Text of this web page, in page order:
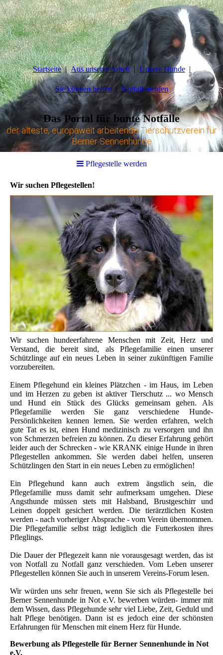
Startseite Aus unserer Arbeit Unsere Hunde
Sie können helfen Notfall melden
Das Portal für bunte Notfälle
der älteste, europaweit arbeitende Tierschutzverein für
Berner Sennenhunde
Pflegestelle werden
Wir suchen Pflegestellen!
Wir suchen hundeerfahrene Menschen mit Zeit, Herz und
Verstand, die bereit sind, als Pflegefamilie einen unserer
Schützlinge auf ein neues Leben in seiner zukünftigen Familie
vorzubereiten.
Einem Pflegehund ein kleines Plätzchen - im Haus, im Leben
und im Herzen zu geben ist aktiver Tierschutz ... wo Mensch
und Hund ein Stück des Glücks gemeinsam gehen. Als
Pflegefamilie werden Sie ganz verschiedene Hunde-
Persönlichkeiten kennen lernen. Sie werden erfahren, welch
gute Tat es ist, einen Hund medizinisch zu versorgen und ihn
von Schmerzen befreien zu können. Zu dieser Erfahrung gehört
leider auch der Schrecken - wie KRANK einige Hunde in ihren
Pflegestellen ankommen. Sie werden dabei helfen, unseren
Schützlingen den Start in ein neues Leben zu ermöglichen!
Ein Pflegehund kann auch extrem ängstlich sein, die
Pflegefamilie muss damit sehr aufmerksam umgehen. Diese
Angsthunde müssen stets mit Halsband, Brustgeschirr und
Leinen doppelt gesichert werden. Die tierärztlichen Kosten
werden - nach vorheriger Absprache - vom Verein übernommen.
Die Pflegefamilie selbst trägt lediglich die Futterkosten ihres
Pfleglings.
Die Dauer der Pflegezeit kann nie vorausgesagt werden, das ist
von Notfall zu Notfall ganz verschieden. Vom Leben unserer
Pflegestellen können Sie auch in unserem Vereins-Forum lesen.
Wir würden uns sehr freuen, wenn Sie sich als Pflegestelle bei
Berner Sennenhunde in Not e.V. bewerben würden- immer mit
dem Wissen, dass Pflegehunde sehr viel Liebe, Zeit, Geduld und
halt Pflege benötigen. Dann ist es jedoch eine der schönsten
Erfahrungen für Menschen mit einem Herz für Hunde.
Bewerbung als Pflegestelle für Berner Sennenhunde in Not
e.V.